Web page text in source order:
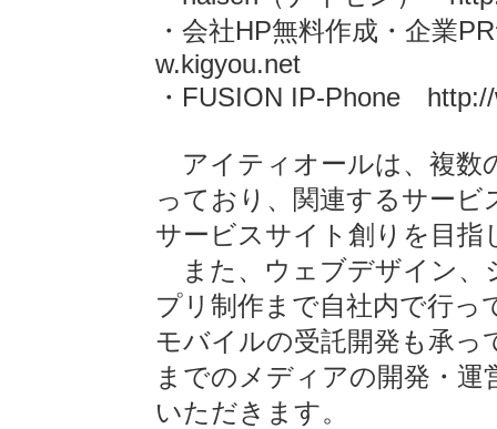
・会社HP無料作成・企業
w.kigyou.net
・FUSION IP-Phone
アイティオールは、複数
っており、関連するサー
サービスサイト創りを目指
また、ウェブデザイン、
プリ制作まで自社内で行っ
モバイルの受託開発も承っ
までのメディアの開発・
いただきます。